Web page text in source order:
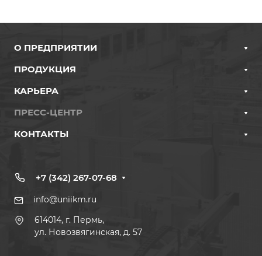
О ПРЕДПРИЯТИИ
ПРОДУКЦИЯ
КАРЬЕРА
ПРЕСС-ЦЕНТР
КОНТАКТЫ
+7 (342) 267-07-68
info@uniikm.ru
614014, г. Пермь,
ул. Новозвягинская, д. 57